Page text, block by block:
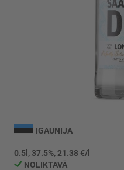
uz
sākumu
IGAUNIJA
0.5l, 37.5%, 21.38 €/l
NOLIKTAVĀ